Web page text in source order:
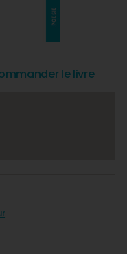
le livre